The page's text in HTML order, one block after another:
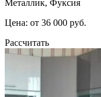
Металлик, Фуксия
Цена: от 36 000 руб.
Рассчитать